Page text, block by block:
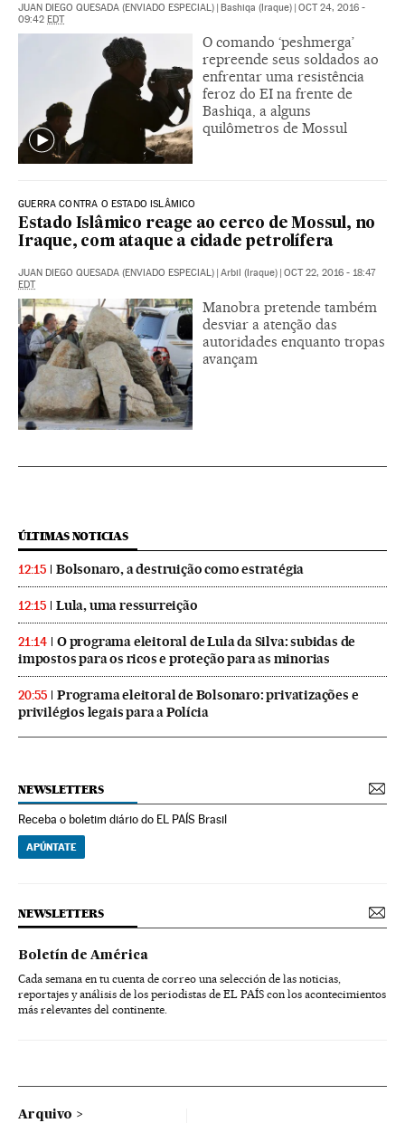
JUAN DIEGO QUESADA (ENVIADO ESPECIAL) | Bashiqa (Iraque) | OCT 24, 2016 -
09:42 EDT
O comando ‘peshmerga’
repreende seus soldados ao
enfrentar uma resistência
feroz do EI na frente de
Bashiqa, a alguns
quilômetros de Mossul
GUERRA CONTRA O ESTADO ISLÂMICO
Estado Islâmico reage ao cerco de Mossul, no
Iraque, com ataque a cidade petrolífera
JUAN DIEGO QUESADA (ENVIADO ESPECIAL) Arbil (Iraque) OCT 22, 2016 - 18:47
EDT
Manobra pretende também
desviar a atenção das
autoridades enquanto tropas
avançam
ÚLTIMAS NOTICIAS
12:15 Bolsonaro, a destruição como estratégia
12:15 Lula, uma ressurreição
21:14
O programa eleitoral de Lula da Silva: subidas de
impostos para os ricos e proteção para as minorias
20:55
Programa eleitoral de Bolsonaro: privatizações e
privilégios legais para a Polícia
NEWSLETTERS
Receba o boletim diário do EL PAÍS Brasil
APÚNTATE
NEWSLETTERS
Boletín de América
Cada semana en tu cuenta de correo una selección de las noticias,
reportajes y análisis de los periodistas de EL PAÍS con los acontecimientos
más relevantes del continente.
Arquivo